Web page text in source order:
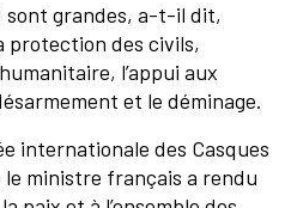
sont grandes, a-t-il dit,
protection des civils,
l’appui aux
et le déminage.
internationale des Casques
le ministre français a rendu